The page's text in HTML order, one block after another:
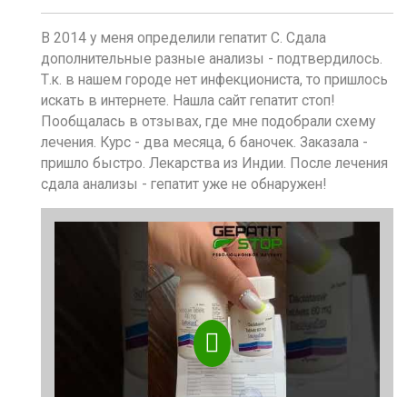
Оценка5из
В 2014 у меня определили гепатит С. Сдала
дополнительные разные анализы - подтвердилось.
Т.к. в нашем городе нет инфекциониста, то пришлось
искать в интернете. Нашла сайт гепатит стоп!
Пообщалась в отзывах, где мне подобрали схему
лечения. Курс - два месяца, 6 баночек. Заказала -
пришло быстро. Лекарства из Индии. После лечения
сдала анализы - гепатит уже не обнаружен!